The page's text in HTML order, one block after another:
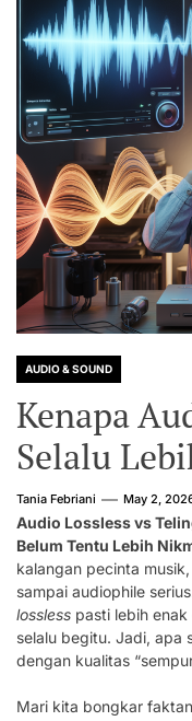
AUDIO & SOUND
Kenapa
Selalu
Tania Febriani May 2,
Audio Lossless vs
Belum Tentu Lebih
kalangan pecinta
sampai audiophile
lossless pasti lebih
selalu begitu. Jadi, apa
dengan kualitas
Mari kita bongkar